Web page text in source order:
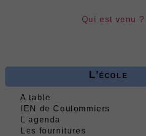
L'école
A table
IEN de Coulommiers
L'agenda
Les fournitures
Qui est venu ?